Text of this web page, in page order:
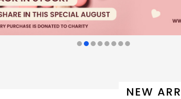
NEW